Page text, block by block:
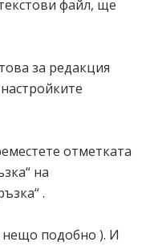
файл, ще
за редакция
отметката
на
.
подобно ). И